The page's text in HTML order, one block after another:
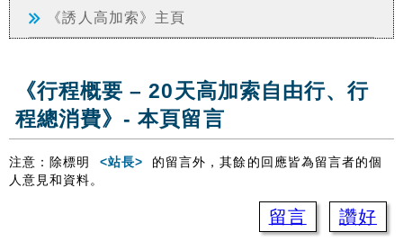
《誘人高加索》主頁
《行程概要 – 20天高加索自由行、行
程總消費》- 本頁留言
注意：除標明 <站長>
的留言外，其餘的回應皆為留言者的個
人意見和資料。
留言 讚好